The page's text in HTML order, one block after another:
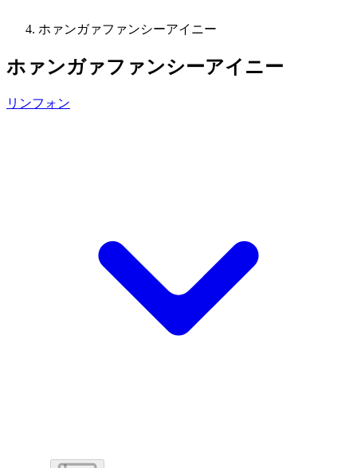
ホァンガァファンシーアイニー
ホァンガァファンシーアイニー
リンフォン